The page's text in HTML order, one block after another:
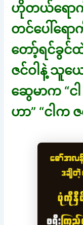
ဟိုတယ်ရေ
တင်ပေါ်ရေ
တော့်ရင်ခွင်
ဇင်ဝါနဲ့ သူယ
ဆွေမာက “
ဟာ” “ငါက